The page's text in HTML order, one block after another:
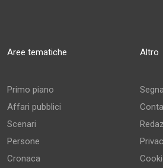
Aree tematiche
Primo piano
Affari pubblici
Scenari
Persone
Cronaca
Altro